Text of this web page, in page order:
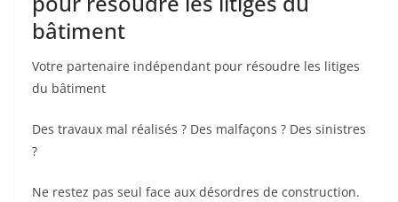
bâtiment
Votre partenaire indépendant pour résoudre les litiges
du bâtiment
Des travaux mal réalisés ? Des malfaçons ? Des sinistres
?
Ne restez pas seul face aux désordres de construction.